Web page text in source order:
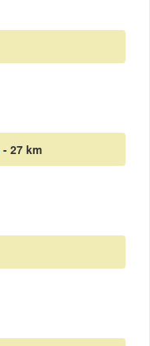
- 27 km